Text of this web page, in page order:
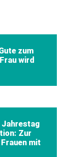
zum
wird
Jahrestag
Zur
mit